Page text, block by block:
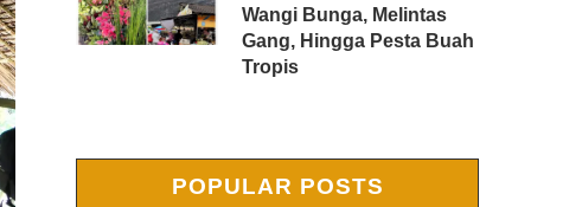
Wangi Bunga, Melintas
Gang, Hingga Pesta Buah
Tropis
POPULAR POSTS